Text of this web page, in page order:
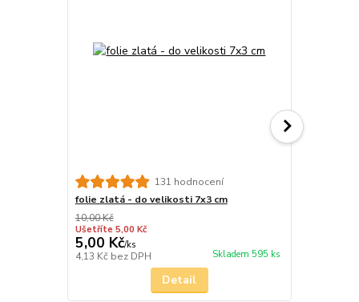
131 hodnocení
folie zlatá - do velikosti 7x3 cm
10,00 Kč
Ušetříte 5,00 Kč
5,00 Kč/ks
4,13 Kč bez DPH Skladem 595 ks
Detail